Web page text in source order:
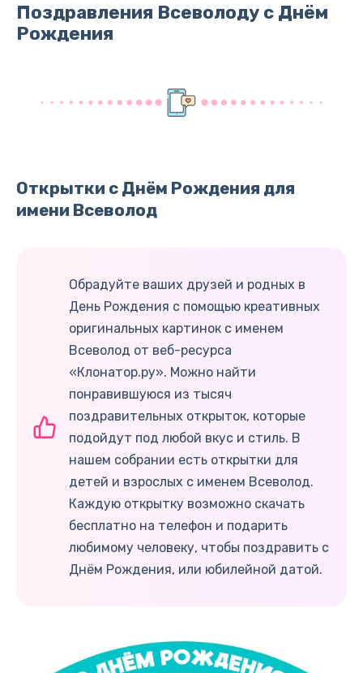
Поздравления Всеволоду с Днём
Рождения
Открытки с Днём Рождения для
имени Всеволод
Обрадуйте ваших друзей и родных в
День Рождения с помощью креативных
оригинальных картинок с именем
Всеволод от веб-ресурса
«Клонатор.ру». Можно найти
понравившуюся из тысяч
поздравительных открыток, которые
подойдут под любой вкус и стиль. В
нашем собрании есть открытки для
детей и взрослых с именем Всеволод.
Каждую открытку возможно скачать
бесплатно на телефон и подарить
любимому человеку, чтобы поздравить с
Днём Рождения, или юбилейной датой.